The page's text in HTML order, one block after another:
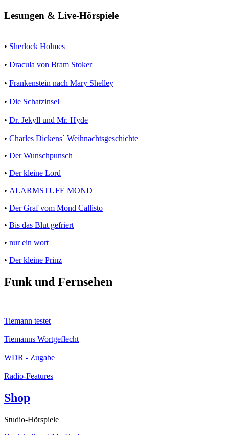
Lesungen & Live-Hörspiele
• Sherlock Holmes
• Dracula von Bram Stoker
• Frankenstein nach Mary Shelley
• Die Schatzinsel
• Dr. Jekyll und Mr. Hyde
• Charles Dickens´ Weihnachtsgeschichte
• Der Wunschpunsch
• Der kleine Lord
• ALARMSTUFE MOND
• Der Graf vom Mond Callisto
• Bis das Blut gefriert
• nur ein wort
• Der kleine Prinz
Funk und Fernsehen
Tiemann testet
Tiemanns Wortgeflecht
WDR - Zugabe
Radio-Features
Shop
Studio-Hörspiele